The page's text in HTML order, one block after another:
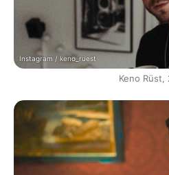
Instagram / keno_ruest
Keno Rüst,